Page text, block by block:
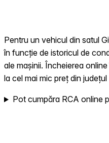
Pentru un vehicul din satul
în funcție de istoricul de
ale mașinii. Încheierea
la cel mai mic preț din
Pot cumpăra RCA online